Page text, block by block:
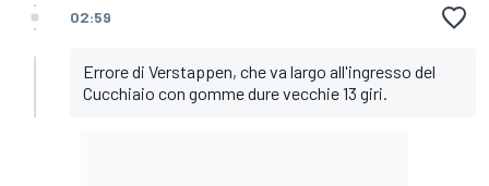
02:59
Errore di Verstappen, che va largo all'ingresso del
Cucchiaio con gomme dure vecchie 13 giri.